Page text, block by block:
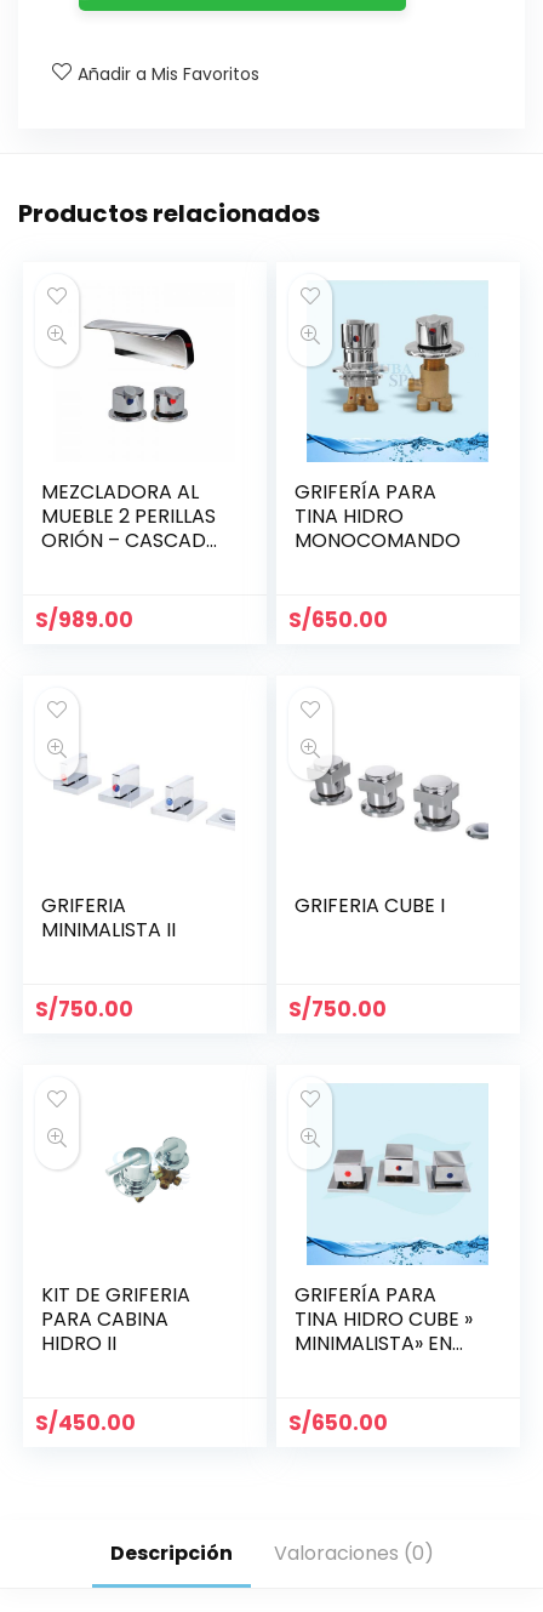
Añadir a Mis Favoritos
Productos relacionados
MEZCLADORA AL
MUEBLE 2 PERILLAS
ORIÓN – CASCADA
S/989.00
GRIFERÍA PARA
TINA HIDRO
MONOCOMANDO
S/650.00
GRIFERIA
MINIMALISTA II
S/750.00
GRIFERIA CUBE I
S/750.00
KIT DE GRIFERIA
PARA CABINA
HIDRO II
S/450.00
GRIFERÍA PARA
TINA HIDRO CUBE »
MINIMALISTA» EN
S/650.00
Descripción Valoraciones (0)